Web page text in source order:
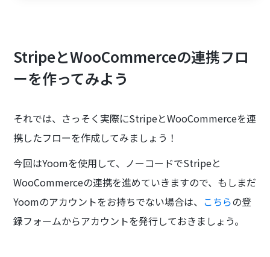
StripeとWooCommerceの連携フロ
ーを作ってみよう
それでは、さっそく実際にStripeとWooCommerceを連
携したフローを作成してみましょう！
今回はYoomを使用して、ノーコードでStripeと
WooCommerceの連携を進めていきますので、もしまだ
Yoomのアカウントをお持ちでない場合は、 こちらの登
録フォームからアカウントを発行しておきましょう。